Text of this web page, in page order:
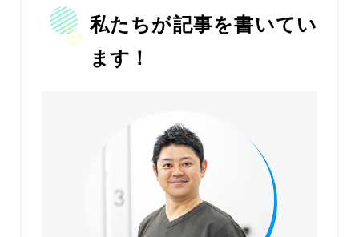
私たちが記事を書いてい
ます！